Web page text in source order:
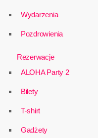
Wydarzenia
Pozdrowienia
Rezerwacje
ALOHA Party 2
Bilety
T-shirt
Gadżety